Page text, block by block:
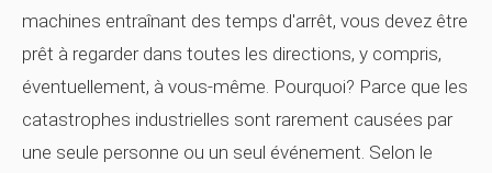
machines entraînant des temps d'arrêt, vous devez être
prêt à regarder dans toutes les directions, y compris,
éventuellement, à vous-même. Pourquoi? Parce que les
catastrophes industrielles sont rarement causées par
une seule personne ou un seul événement. Selon le